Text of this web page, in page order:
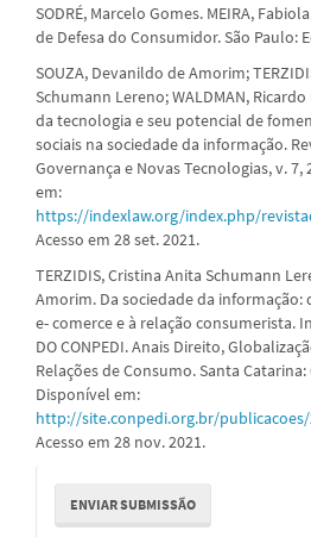
SODRÉ, Marcelo Gomes. MEIRA,
de Defesa do Consumidor. São Paulo:
SOUZA, Devanildo de Amorim;
Schumann Lereno; WALDMAN,
da tecnologia e seu potencial de
sociais na sociedade da informação.
Governança e Novas Tecnologias, v. 7,
em:
https://indexlaw.org/index.php/
Acesso em 28 set. 2021.
TERZIDIS, Cristina Anita Schumann
Amorim. Da sociedade da
e- comerce e à relação consumerista.
DO CONPEDI. Anais Direito,
Relações de Consumo. Santa Catarina:
Disponível em:
http://site.conpedi.org.br/
Acesso em 28 nov. 2021.
Enviar
Submissão
ENVIAR SUBMISSÃO